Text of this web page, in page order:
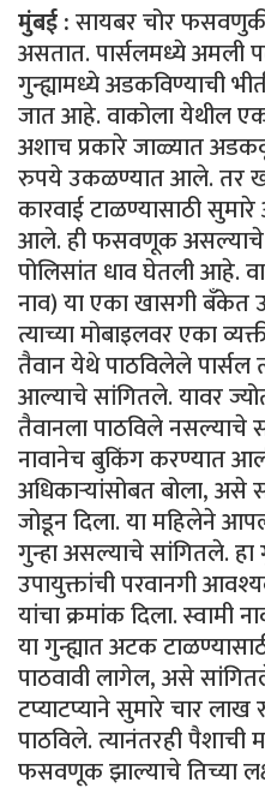
मुंबई:सायबर चोर
असतात. पार्सलमध्ये अमली
गुन्ह्यामध्ये अडकविण्याची
जात आहे. वाकोला येथील
अशाच प्रकारे जाळ्यात
रुपये उकळण्यात आले. तर
कारवाई टाळण्यासाठी
आले. ही फसवणूक असल्याचे
पोलिसांत धाव घेतली आहे.
नाव) या एका खासगी बँकेत
त्याच्या मोबाइलवर एका
तैवान येथे पाठविलेले पार्सल
आल्याचे सांगितले. यावर
तैवानला पाठविले नसल्याचे
नावानेच बुकिंग करण्यात
अधिकाऱ्यांसोबत बोला, असे
जोडून दिला. या महिलेने
गुन्हा असल्याचे सांगितले.
उपायुक्तांची परवानगी
यांचा क्रमांक दिला. स्वामी
या गुन्ह्यात अटक
पाठवावी लागेल, असे
टप्याटप्याने सुमारे चार
पाठविले. त्यानंतरही पैशाची
फसवणूक झाल्याचे तिच्या